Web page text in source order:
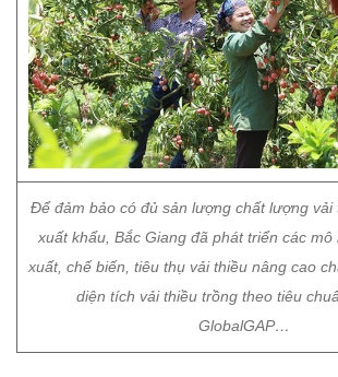
Để đảm bảo có đủ sản lượng chất lượng vải
xuất khẩu, Bắc Giang đã phát triển các mô
xuất, chế biến, tiêu thụ vải thiều nâng cao
diện tích vải thiều trồng theo tiêu
GlobalGAP…